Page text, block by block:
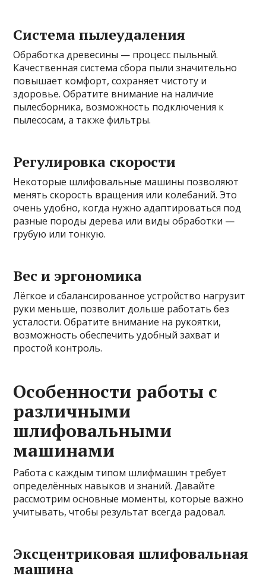
Система пылеудаления
Обработка древесины — процесс пыльный.
Качественная система сбора пыли значительно
повышает комфорт, сохраняет чистоту и
здоровье. Обратите внимание на наличие
пылесборника, возможность подключения к
пылесосам, а также фильтры.
Регулировка скорости
Некоторые шлифовальные машины позволяют
менять скорость вращения или колебаний. Это
очень удобно, когда нужно адаптироваться под
разные породы дерева или виды обработки —
грубую или тонкую.
Вес и эргономика
Лёгкое и сбалансированное устройство нагрузит
руки меньше, позволит дольше работать без
усталости. Обратите внимание на рукоятки,
возможность обеспечить удобный захват и
простой контроль.
Особенности работы с
различными
шлифовальными
машинами
Работа с каждым типом шлифмашин требует
определённых навыков и знаний. Давайте
рассмотрим основные моменты, которые важно
учитывать, чтобы результат всегда радовал.
Эксцентриковая шлифовальная
машина